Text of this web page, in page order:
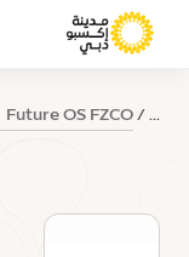
...
Future OS FZCO